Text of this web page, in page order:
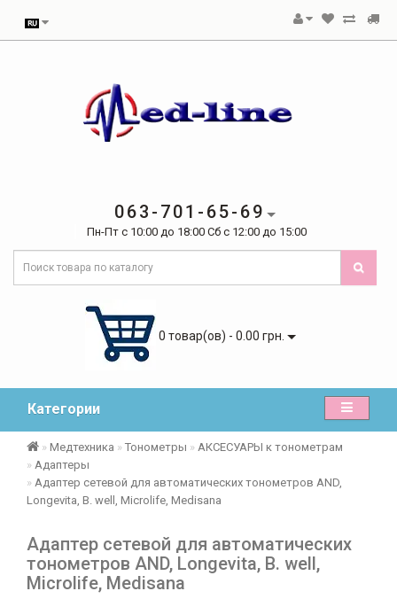
063-701-65-69
Пн-Пт с 10:00 до 18:00 Сб с 12:00 до 15:00
0 товар(ов) - 0.00 грн.
Категории
Медтехника Тонометры
АКСЕСУАРЫ к тонометрам
Адаптеры
Адаптер сетевой для автоматических тонометров AND,
Longevita, B. well, Microlife, Medisana
Адаптер сетевой для автоматических
тонометров AND, Longevita, B. well,
Microlife, Medisana